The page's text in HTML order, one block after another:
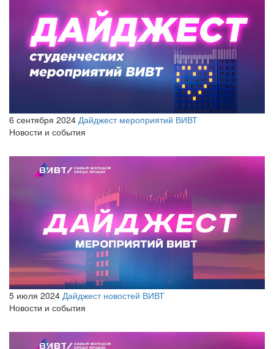
6 сентября 2024 Дайджест мероприятий ВИВТ
Новости и события
5 июля 2024 Дайджест новостей ВИВТ
Новости и события